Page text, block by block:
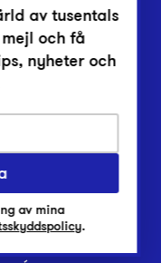
av tusentals
och få
nyheter och
av mina
.